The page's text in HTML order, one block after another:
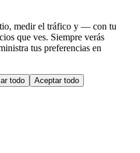
medir el tráfico y — con tu
que ves. Siempre verás
tus preferencias en
todo Aceptar todo